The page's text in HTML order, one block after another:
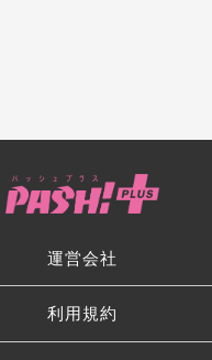
運営会社
利用規約